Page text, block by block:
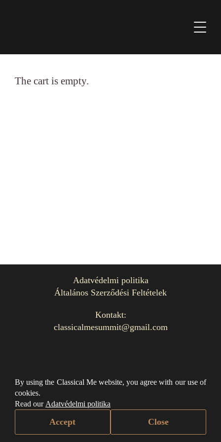
By using the Classical Me website, you agree with our use of
cookies.
Read our Adatvédelmi politika
Accept Close
The cart is empty.
Adatvédelmi politika
Általános Szerződési Feltételek
Kontakt:
classicalmesummit@gmail.com
@ClassicalME 2024